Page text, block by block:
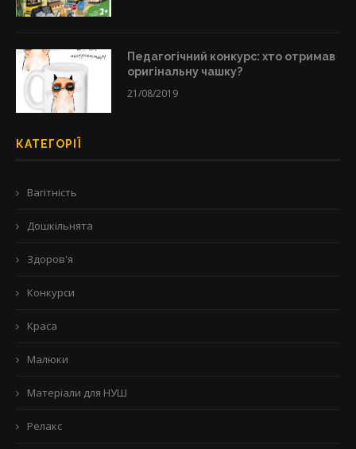
Педагогічний конкурс: хто отримав
оригінальну чашку?
21/08/2019
КАТЕГОРІЇ
Вагітність
Дошкільнята
Здоров'я
Конкурси
Краса
Малюки
Матеріали для НУШ
Релакс